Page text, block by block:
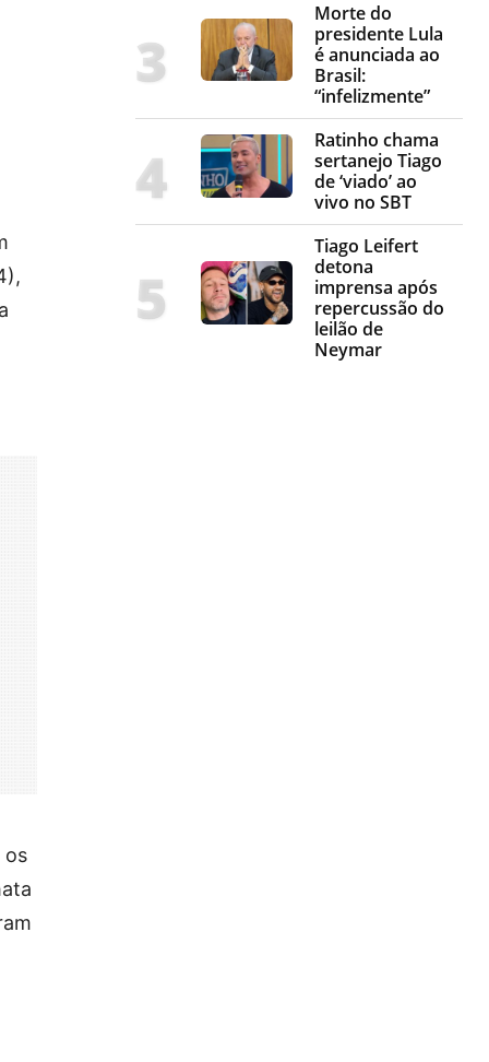
os
Morte do
presidente Lula
é anunciada ao
Brasil:
“infelizmente”
Ratinho chama
sertanejo Tiago
de ‘viado’ ao
vivo no SBT
Tiago Leifert
detona
imprensa após
repercussão do
leilão de
Neymar